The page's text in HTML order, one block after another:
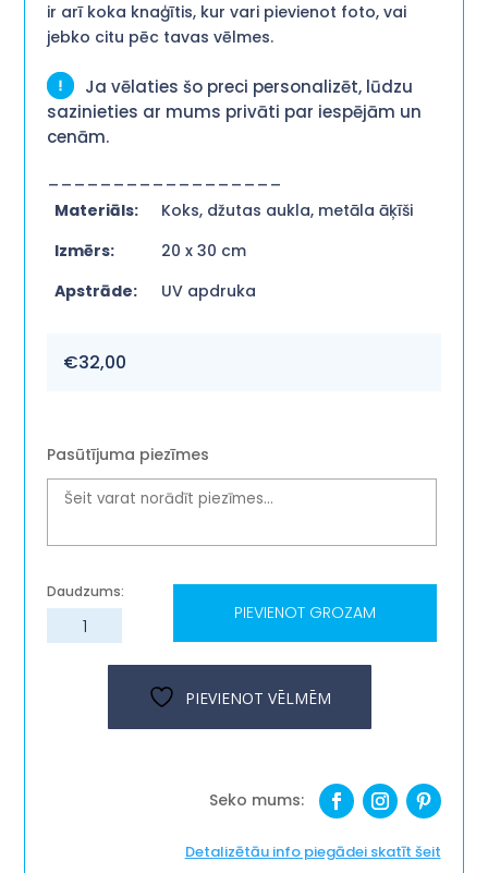
ir arī koka knaģītis, kur vari pievienot foto, vai
jebko citu pēc tavas vēlmes.
Ja vēlaties šo preci personalizēt, lūdzu
sazinieties ar mums privāti par iespējām un
cenām.
Materiāls:
Koks, džutas aukla, metāla āķīši
Izmērs:
20 x 30 cm
Apstrāde:
UV apdruka
€32,00
Pasūtījuma piezīmes
Dekoratīvs
koka
PIEVIENOT GROZAM
PIEVIENOT VĒLMĒM
Detalizētāu info piegādei skatīt šeit